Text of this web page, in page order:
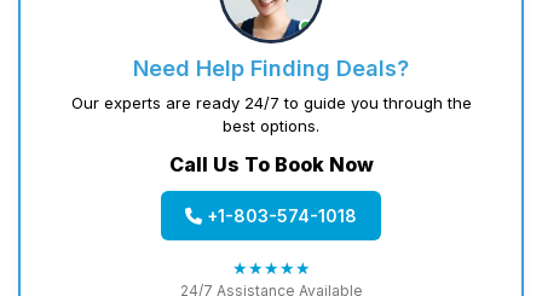
Need Help Finding Deals?
Our experts are ready 24/7 to guide you through the
best options.
Call Us To Book Now
+1-803-574-1018
★★★★★
24/7 Assistance Available